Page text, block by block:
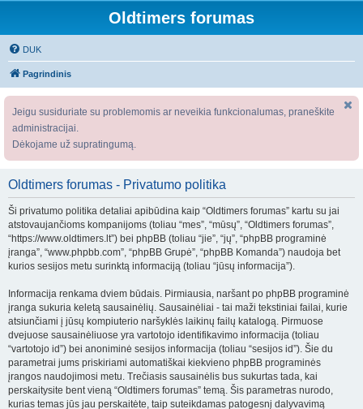
Oldtimers forumas
DUK
Pagrindinis
Jeigu susiduriate su problemomis ar neveikia funkcionalumas, praneškite
administracijai.
Dėkojame už supratingumą.
Oldtimers forumas - Privatumo politika
Ši privatumo politika detaliai apibūdina kaip “Oldtimers forumas” kartu su jai
atstovaujančioms kompanijoms (toliau “mes”, “mūsų”, “Oldtimers forumas”,
“https://www.oldtimers.lt”) bei phpBB (toliau “jie”, “jų”, “phpBB programinė
įranga”, “www.phpbb.com”, “phpBB Grupė”, “phpBB Komanda”) naudoja bet
kurios sesijos metu surinktą informaciją (toliau “jūsų informacija”).
Informacija renkama dviem būdais. Pirmiausia, naršant po phpBB programinė
įranga sukuria keletą sausainėlių. Sausainėliai - tai maži tekstiniai failai, kurie
atsiunčiami į jūsų kompiuterio naršyklės laikinų failų katalogą. Pirmuose
dvejuose sausainėliuose yra vartotojo identifikavimo informacija (toliau
“vartotojo id”) bei anoniminė sesijos informacija (toliau “sesijos id”). Šie du
parametrai jums priskiriami automatiškai kiekvieno phpBB programinės
įrangos naudojimosi metu. Trečiasis sausainėlis bus sukurtas tada, kai
perskaitysite bent vieną “Oldtimers forumas” temą. Šis parametras nurodo,
kurias temas jūs jau perskaitėte, taip suteikdamas patogesnį dalyvavimą